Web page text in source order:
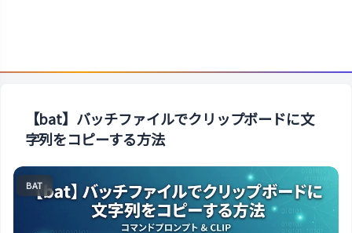
【bat】バッチファイルでクリップボードに文
字列をコピーする方法
BAT